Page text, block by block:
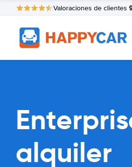
Valoraciones de clientes
alquiler